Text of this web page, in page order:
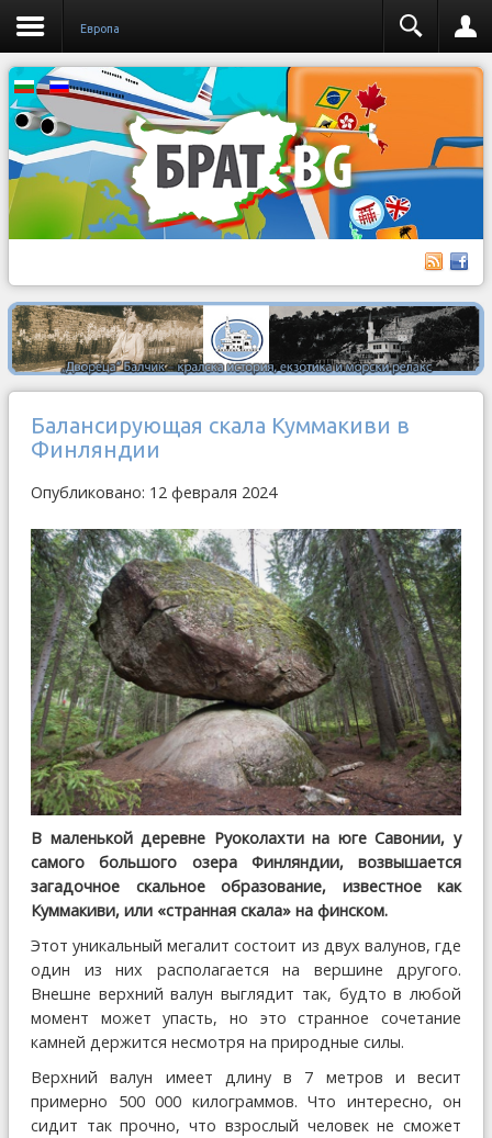
Европа
Балансирующая скала Куммакиви в
Финляндии
Опубликовано: 12 февраля 2024
В маленькой деревне Руоколахти на юге Савонии, у
самого большого озера Финляндии, возвышается
загадочное скальное образование, известное как
Куммакиви, или «странная скала» на финском.
Этот уникальный мегалит состоит из двух валунов, где
один из них располагается на вершине другого.
Внешне верхний валун выглядит так, будто в любой
момент может упасть, но это странное сочетание
камней держится несмотря на природные силы.
Верхний валун имеет длину в 7 метров и весит
примерно 500 000 килограммов. Что интересно, он
сидит так прочно, что взрослый человек не сможет